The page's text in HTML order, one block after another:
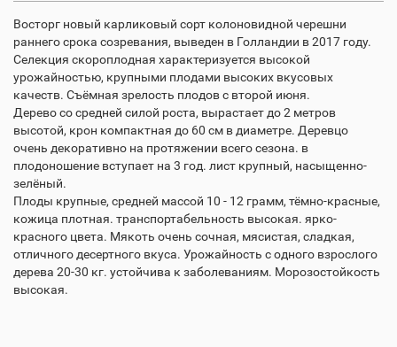
Восторг новый карликовый сорт колоновидной черешни
раннего срока созревания, выведен в Голландии в 2017 году.
Селекция скороплодная характеризуется высокой
урожайностью, крупными плодами высоких вкусовых
качеств. Съёмная зрелость плодов с второй июня.
Дерево со средней силой роста, вырастает до 2 метров
высотой, крон компактная до 60 см в диаметре. Деревцо
очень декоративно на протяжении всего сезона. в
плодоношение вступает на 3 год. лист крупный, насыщенно-
зелёный.
Плоды крупные, средней массой 10 - 12 грамм, тёмно-красные,
кожица плотная. транспортабельность высокая. ярко-
красного цвета. Мякоть очень сочная, мясистая, сладкая,
отличного десертного вкуса. Урожайность с одного взрослого
дерева 20-30 кг. устойчива к заболеваниям. Морозостойкость
высокая.